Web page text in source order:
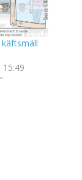
15:49